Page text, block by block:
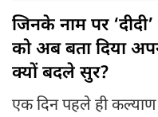
जिनके नाम पर
को अब बता दिया
क्यों बदले सुर?
एक दिन पहले ही कल्याण